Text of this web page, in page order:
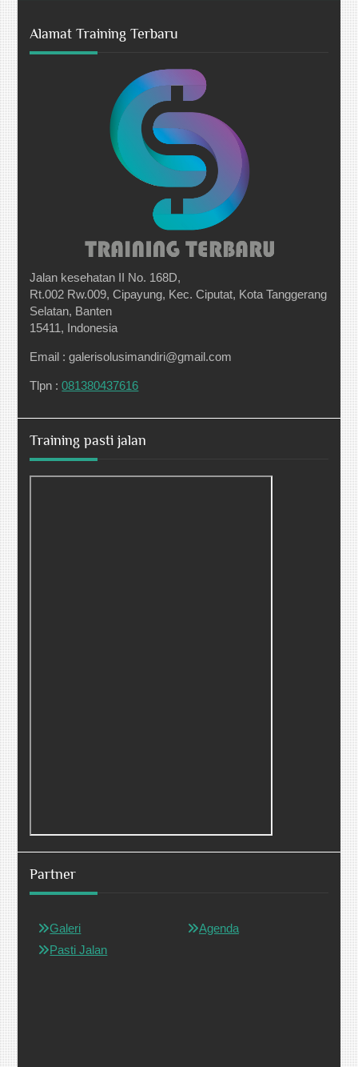
Alamat Training Terbaru
Jalan kesehatan II No. 168D,
Rt.002 Rw.009, Cipayung, Kec. Ciputat, Kota Tanggerang
Selatan, Banten
15411, Indonesia
Email : galerisolusimandiri@gmail.com
Tlpn :081380437616
Training pasti jalan
Partner
Galeri
Pasti Jalan
Agenda